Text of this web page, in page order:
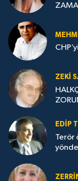
ZEKI
EDIP
Terör